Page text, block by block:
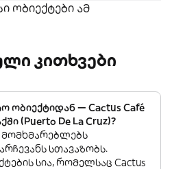
ობიექტები ამ
კითხვები
ობიექტიდან — Cactus Café
(Puerto De La Cruz)?
მომხმარებლებს
სთავაზობს.
სია, რომელსაც Cactus